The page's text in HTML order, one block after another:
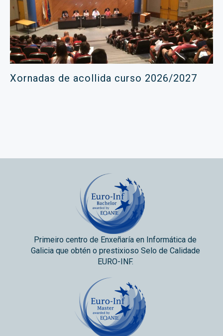
Xornadas de acollida curso 2026/2027
Primeiro centro de Enxeñaría en Informática de
Galicia que obtén o prestixioso Selo de Calidade
EURO-INF.